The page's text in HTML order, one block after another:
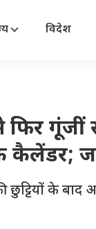
विदेश
गूंजीं
छुट्टियों के